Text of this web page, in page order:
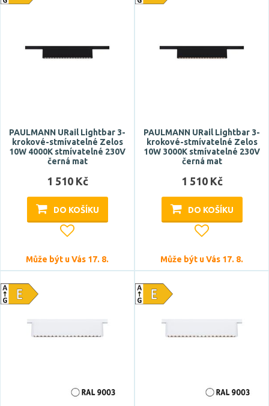
PAULMANN URail Lightbar 3-
krokové-stmívatelné Zelos
10W 4000K stmívatelné 230V
černá mat
1 510 Kč
DO KOŠÍKU
Může být u Vás 17. 8.
PAULMANN URail Lightbar 3-
krokové-stmívatelné Zelos
10W 3000K stmívatelné 230V
černá mat
1 510 Kč
DO KOŠÍKU
Může být u Vás 17. 8.